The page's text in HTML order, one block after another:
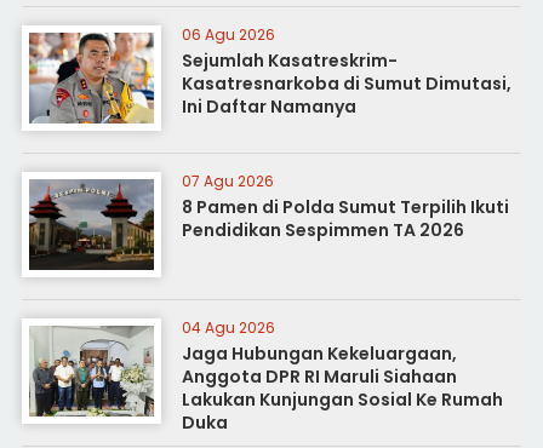
06 Agu 2026
Sejumlah Kasatreskrim-
Kasatresnarkoba di Sumut Dimutasi,
Ini Daftar Namanya
07 Agu 2026
8 Pamen di Polda Sumut Terpilih Ikuti
Pendidikan Sespimmen TA 2026
04 Agu 2026
Jaga Hubungan Kekeluargaan,
Anggota DPR RI Maruli Siahaan
Lakukan Kunjungan Sosial Ke Rumah
Duka